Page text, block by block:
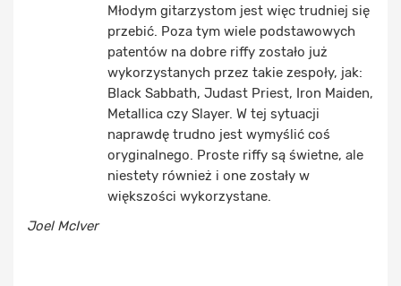
Młodym gitarzystom jest więc trudniej się
przebić. Poza tym wiele podstawowych
patentów na dobre riffy zostało już
wykorzystanych przez takie zespoły, jak:
Black Sabbath, Judast Priest, Iron Maiden,
Metallica czy Slayer. W tej sytuacji
naprawdę trudno jest wymyślić coś
oryginalnego. Proste riffy są świetne, ale
niestety również i one zostały w
większości wykorzystane.
Joel McIver